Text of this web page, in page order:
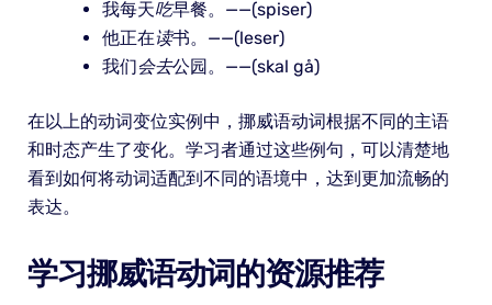
我每天吃早餐。——(spiser)
他正在读书。——(leser)
我们会去公园。——(skal gå)
在以上的动词变位实例中，挪威语动词根据不同的主语
和时态产生了变化。学习者通过这些例句，可以清楚地
看到如何将动词适配到不同的语境中，达到更加流畅的
表达。
学习挪威语动词的资源推荐